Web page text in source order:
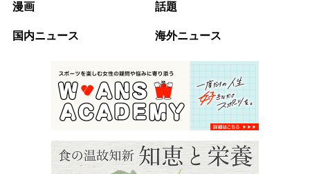
漫画 話題
国内ニュース 海外ニュース